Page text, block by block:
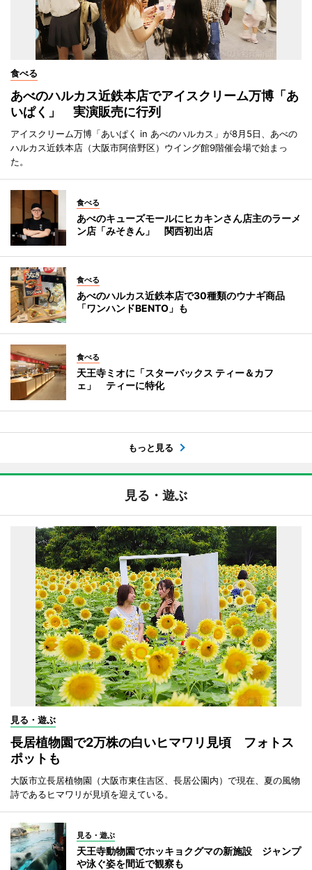
食べる
あべのハルカス近鉄本店でアイスクリーム万博「あ
いぱく」 実演販売に行列
アイスクリーム万博「あいぱく in あべのハルカス」が8月5日、あべの
ハルカス近鉄本店（大阪市阿倍野区）ウイング館9階催会場で始まっ
た。
食べる
あべのキューズモールにヒカキンさん店主のラーメ
ン店「みそきん」 関西初出店
食べる
あべのハルカス近鉄本店で30種類のウナギ商品
「ワンハンドBENTO」も
食べる
天王寺ミオに「スターバックス ティー＆カフ
ェ」 ティーに特化
もっと見る
見る・遊ぶ
見る・遊ぶ
長居植物園で2万株の白いヒマワリ見頃 フォトス
ポットも
大阪市立長居植物園（大阪市東住吉区、長居公園内）で現在、夏の風物
詩であるヒマワリが見頃を迎えている。
見る・遊ぶ
天王寺動物園でホッキョクグマの新施設 ジャンプ
や泳ぐ姿を間近で観察も